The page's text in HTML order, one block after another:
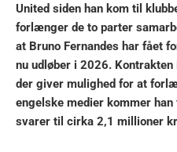
United siden han kom til
forlænger de to parter
at Bruno Fernandes har fået
nu udløber i 2026. Kontrakten
der giver mulighed for at
engelske medier kommer
svarer til cirka 2,1 millioner